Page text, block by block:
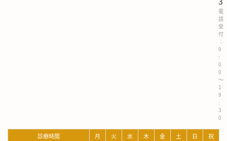
電
話
受
付
：
9
:
0
0
～
1
9
:
3
0
診療時間 月 火 水 木 金 土 日
祝